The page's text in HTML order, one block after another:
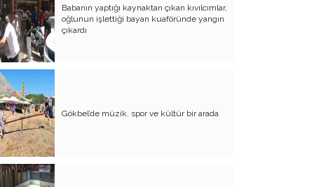
SİYASETTE KALİTE
DEPREM VE AHLAKİ DEPREM KÜÇÜK
KIYAMET
Bilgi Çağı ve Bilgi Ekonomisi
SEÇİM VE GEÇİM
Seçmen Noter Mi?
Gönül Dostları Ve ANSİAD
Babanın yaptığı kaynaktan çıkan kıvılcımlar,
oğlunun işlettiği bayan kuaföründe yangın
çıkardı
Gökbel’de müzik, spor ve kültür bir arada